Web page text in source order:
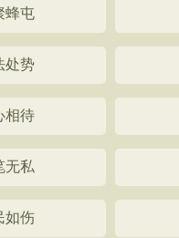
蜂屯
处势
相待
无私
如伤